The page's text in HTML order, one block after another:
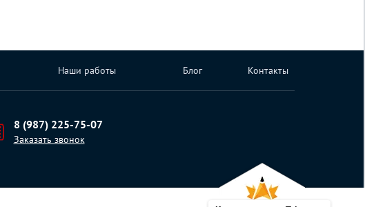
Наши работы Блог Контакты
8 (987) 225-75-07
Заказать звонок